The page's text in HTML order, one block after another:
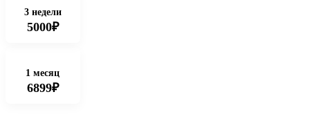
3 недели
5000₽
1 месяц
6899₽